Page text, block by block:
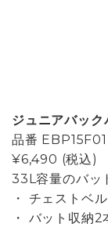
ジュニアバッ
品番 EBP15F01
¥6,490 (税込)
33L容量のバッ
・ チェストベ
・ バット収納2